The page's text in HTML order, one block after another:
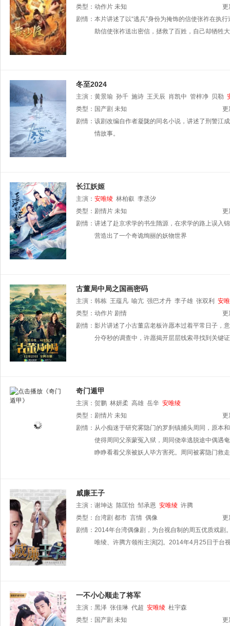
类型： 动作片 未知
更
剧情： 本片讲述了以“逃兵”身份为掩饰的信使张祚在执
助信使张祚送出密信，拯救了百姓，自己却牺牲
冬至2024
主演： 黄景瑜 孙千 施诗 王天辰 肖凯中 管梓净 贝勒
类型： 国产剧 未知
更
剧情： 该剧改编自作者凝陇的同名小说，讲述了刑警江
情故事。
长江妖姬
主演： 安唯绫 林柏叡 李丞汐
类型： 剧情片 未知
更
剧情： 讲述了赴京求学的书生隋源，在求学的路上误入
营造出了一个奇诡绚丽的妖物世界
古董局中局之国画密码
主演： 韩栋 王蕴凡 喻亢 强巴才丹 李子雄 张双利
安
类型： 动作片 剧情
更
剧情： 影片讲述了小古董店老板许愿本过着平常日子，
分夺秒的调查中，许愿揭开层层线索寻找到关键
奇门遁甲
主演： 贺鹏 林妍柔 高雄 岳辛 安唯绫
类型： 剧情片 未知
更
剧情： 从小痴迷于研究雾隐门的罗刹镇捕头周同，原本
使得周同父亲蒙冤入狱，周同侥幸逃脱途中偶遇
睁睁看着父亲被妖人毕方害死。周同被雾隐门救
威廉王子
主演： 谢坤达 陈匡怡 邹承恩 安唯绫 许腾
类型： 台湾剧 都市 言情 偶像
更
剧情： 2014年台湾偶像剧，为台视自制的周五优质戏剧
唯绫、许腾方领衔主演[2]。2014年4月25日于台
一不小心顺走了将军
主演： 黑泽 张佳琳 代超 安唯绫 杜宇森
类型： 国产剧 未知
更